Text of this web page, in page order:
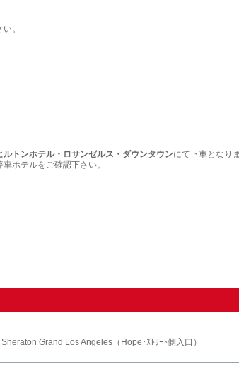
。
ルトンホテル・ロサンゼルス・ダウンタウンにて下車となりま
ホテルをご確認下さい。
Sheraton Grand Los Angeles（Hope･ｽﾄﾘｰﾄ側入口）